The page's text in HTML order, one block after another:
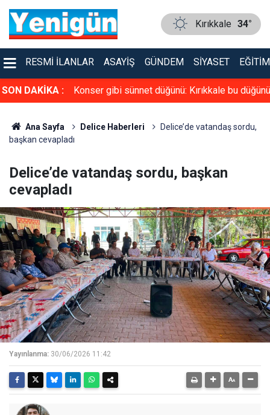
Kırıkkale 34°
RESMI İLANLAR ASAYIŞ GÜNDEM SIYASET EĞITIM
SON DAKİKA :
tazeledi! Konser gibi sünnet düğünü: Kırıkkale bu
Ana Sayfa Delice Haberleri
Delice’de vatandaş sordu,
başkan cevapladı
Delice’de vatandaş sordu, başkan
cevapladı
Yayınlanma: 30/06/2026 11:42